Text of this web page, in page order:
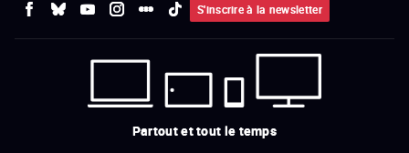
S'inscrire à la newsletter
Partout et tout le temps